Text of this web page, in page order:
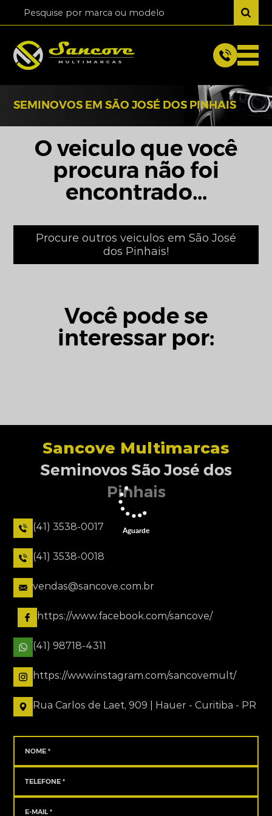
SEMINOVOS EM SÃO JOSÉ DOS PINHAIS
O veiculo que você
procura não foi
encontrado...
Procure outros veiculos em São José
dos Pinhais!
Você pode se
interessar por:
Sancove Multimarcas
Seminovos São José dos
Pinhais
(41) 3538-0017
(41) 3538-0018
vendas@sancove.com.br
https://www.facebook.com/sancove/
(41) 98718-4311
https://www.instagram.com/sancovemult/
Rua Carlos de Laet, 909 | Hauer - Curitiba - PR
Aguarde